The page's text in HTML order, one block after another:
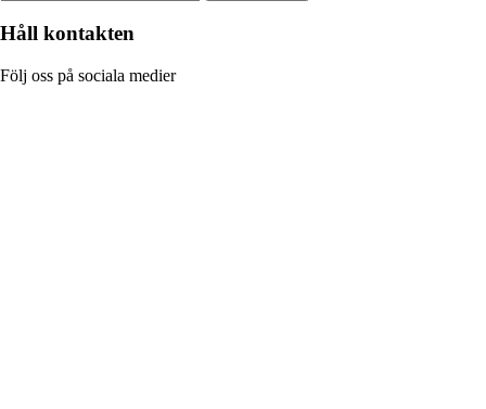
Håll kontakten
Följ oss på sociala medier